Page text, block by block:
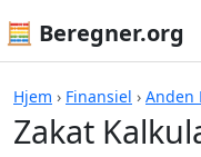
🧮 Beregner.org
Hjem › Finansiel › Anden
Zakat
Zakat